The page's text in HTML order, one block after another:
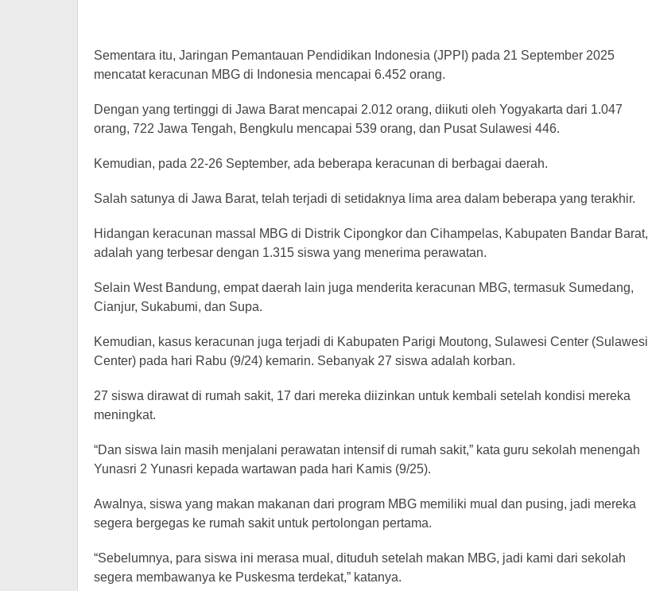
Sementara itu, Jaringan Pemantauan Pendidikan Indonesia (JPPI) pada 21 September 2025
mencatat keracunan MBG di Indonesia mencapai 6.452 orang.
Dengan yang tertinggi di Jawa Barat mencapai 2.012 orang, diikuti oleh Yogyakarta dari 1.047
orang, 722 Jawa Tengah, Bengkulu mencapai 539 orang, dan Pusat Sulawesi 446.
Kemudian, pada 22-26 September, ada beberapa keracunan di berbagai daerah.
Salah satunya di Jawa Barat, telah terjadi di setidaknya lima area dalam beberapa yang terakhir.
Hidangan keracunan massal MBG di Distrik Cipongkor dan Cihampelas, Kabupaten Bandar Barat,
adalah yang terbesar dengan 1.315 siswa yang menerima perawatan.
Selain West Bandung, empat daerah lain juga menderita keracunan MBG, termasuk Sumedang,
Cianjur, Sukabumi, dan Supa.
Kemudian, kasus keracunan juga terjadi di Kabupaten Parigi Moutong, Sulawesi Center (Sulawesi
Center) pada hari Rabu (9/24) kemarin. Sebanyak 27 siswa adalah korban.
27 siswa dirawat di rumah sakit, 17 dari mereka diizinkan untuk kembali setelah kondisi mereka
meningkat.
“Dan siswa lain masih menjalani perawatan intensif di rumah sakit,” kata guru sekolah menengah
Yunasri 2 Yunasri kepada wartawan pada hari Kamis (9/25).
Awalnya, siswa yang makan makanan dari program MBG memiliki mual dan pusing, jadi mereka
segera bergegas ke rumah sakit untuk pertolongan pertama.
“Sebelumnya, para siswa ini merasa mual, dituduh setelah makan MBG, jadi kami dari sekolah
segera membawanya ke Puskesma terdekat,” katanya.